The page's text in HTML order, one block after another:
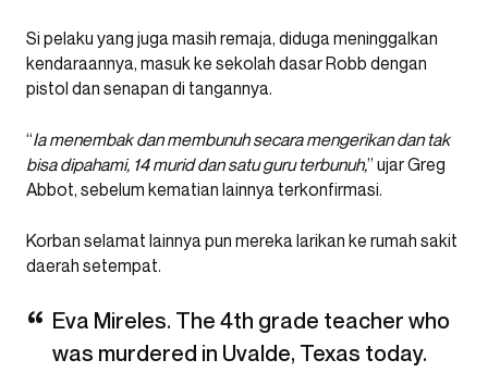
Si pelaku yang juga masih remaja, diduga meninggalkan
kendaraannya, masuk ke sekolah dasar Robb dengan
pistol dan senapan di tangannya.
“Ia menembak dan membunuh secara mengerikan dan tak
bisa dipahami, 14 murid dan satu guru terbunuh,” ujar Greg
Abbot, sebelum kematian lainnya terkonfirmasi.
Korban selamat lainnya pun mereka larikan ke rumah sakit
daerah setempat.
Eva Mireles. The 4th grade teacher who
was murdered in Uvalde, Texas today.